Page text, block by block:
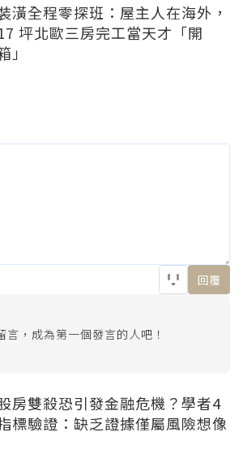
潢全程零探班：屋主人在海外，
坪北歐三房完工當天才「開
」
回覆
言，成為第一個發言的人吧！
房雙殺恐引發金融危機？學者4
標驗證：缺乏證據僅屬風險想像